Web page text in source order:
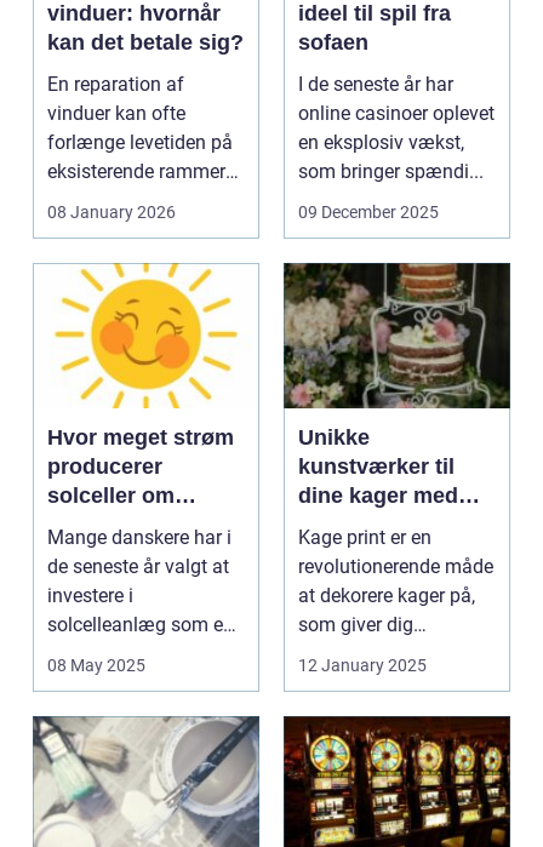
vinduer: hvornår
kan det betale sig?
En reparation af
vinduer kan ofte
forlænge levetiden på
eksisterende rammer
og glas med ...
08 January 2026
ideel til spil fra
sofaen
I de seneste år har
online casinoer oplevet
en eksplosiv vækst,
som bringer spændi...
09 December 2025
Hvor meget strøm
producerer
solceller om
vinteren?
Mange danskere har i
de seneste år valgt at
investere i
solcelleanlæg som en
bæred...
08 May 2025
Unikke
kunstværker til
dine kager med
kage print
Kage print er en
revolutionerende måde
at dekorere kager på,
som giver dig
mulighed for ...
12 January 2025